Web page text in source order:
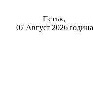
Петък,
07 Август 2026 година